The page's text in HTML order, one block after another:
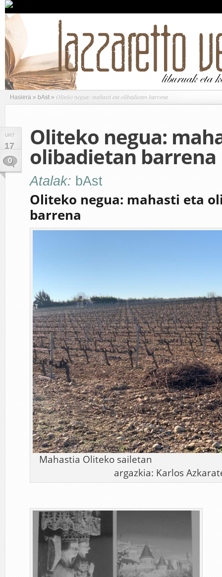
Hasiera » bAst » Oliteko negua: mahasti eta olibadietan barrena
URT
17
0
Oliteko negua:
olibadietan barrena
Atalak: bAst
Oliteko negua: mahasti eta
barrena
Mahastia
argazkia: Karlos